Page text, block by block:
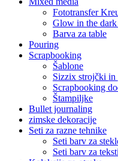
Fototransfer
Glow in the dark
Barva za table
Pouring
Scrapbooking
Šablone
Sizzix strojčki in
Scrapbooking
Štampiljke
Bullet journaling
zimske dekoracije
Seti za razne tehnike
Seti barv za
Seti barv za